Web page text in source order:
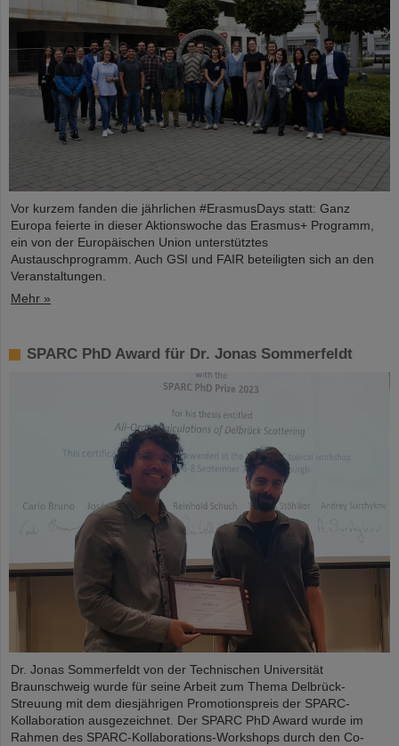
Vor kurzem fanden die jährlichen #ErasmusDays statt: Ganz
Europa feierte in dieser Aktionswoche das Erasmus+ Programm,
ein von der Europäischen Union unterstütztes
Austauschprogramm. Auch GSI und FAIR beteiligten sich an den
Veranstaltungen.
Mehr »
SPARC PhD Award für Dr. Jonas Sommerfeldt
Dr. Jonas Sommerfeldt von der Technischen Universität
Braunschweig wurde für seine Arbeit zum Thema Delbrück-
Streuung mit dem diesjährigen Promotionspreis der SPARC-
Kollaboration ausgezeichnet. Der SPARC PhD Award wurde im
Rahmen des SPARC-Kollaborations-Workshops durch den Co-